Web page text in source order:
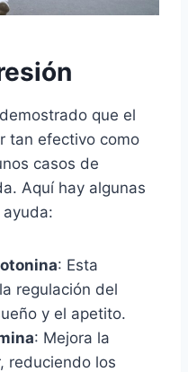
que el
tan efectivo como
casos de
Aquí hay algunas
: Esta
regulación del
y el apetito.
: Mejora la
reduciendo los